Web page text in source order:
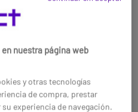
nuestra página web
y otras tecnologías
de compra, prestar
experiencia de navegación.